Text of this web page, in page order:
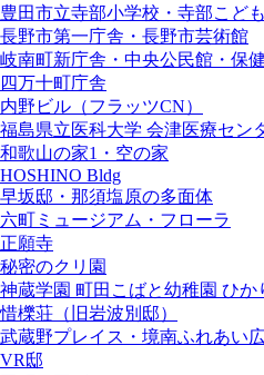
豊田市立寺部小学校・寺部こど
長野市第一庁舎・長野市芸術館
岐南町新庁舎・中央公⺠館・保
四万十町庁舎
内野ビル（フラッツCN）
福島県立医科大学 会津医療セン
和歌山の家1・空の家
HOSHINO Bldg
早坂邸・那須塩原の多面体
六町ミュージアム・フローラ
正願寺
秘密のクリ園
神蔵学園 町田こばと幼稚園 ひか
惜櫟荘（旧岩波別邸）
武蔵野プレイス・境南ふれあい
VR邸